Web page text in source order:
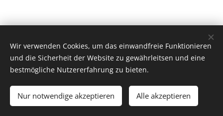
Cookies
Wir verwenden Cookies, um das einwandfreie Funktionieren
und die Sicherheit der Website zu gewährleitsen und eine
bestmögliche Nutzererfahrung zu bieten.
Nur notwendige akzeptieren Alle akzeptieren